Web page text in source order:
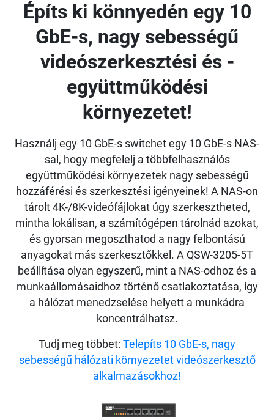
Építs ki könnyedén egy 10
GbE-s, nagy sebességű
videószerkesztési és -
együttműködési
környezetet!
Használj egy 10 GbE-s switchet egy 10 GbE-s NAS-
sal, hogy megfelelj a többfelhasználós
együttműködési környezetek nagy sebességű
hozzáférési és szerkesztési igényeinek! A NAS-on
tárolt 4K-/8K-videófájlokat úgy szerkesztheted,
mintha lokálisan, a számítógépen tárolnád azokat,
és gyorsan megoszthatod a nagy felbontású
anyagokat más szerkesztőkkel. A QSW-3205-5T
beállítása olyan egyszerű, mint a NAS-odhoz és a
munkaállomásaidhoz történő csatlakoztatása, így
a hálózat menedzselése helyett a munkádra
koncentrálhatsz.
Tudj meg többet: Telepíts 10 GbE-s, nagy
sebességű hálózati környezetet videószerkesztő
alkalmazásokhoz!